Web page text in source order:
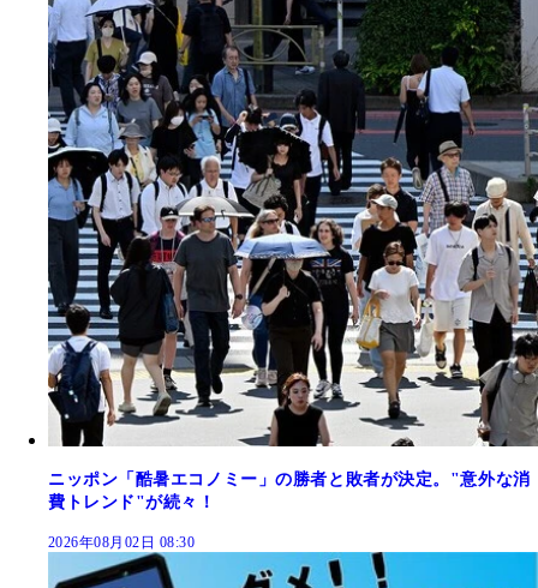
ニッポン「酷暑エコノミー」の勝者と敗者が決定。"意外な消
費トレンド"が続々！
2026年08月02日 08:30